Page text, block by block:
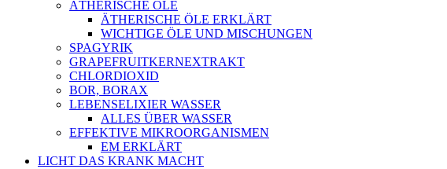
ÄTHERISCHE ÖLE
ÄTHERISCHE ÖLE ERKLÄRT
WICHTIGE ÖLE UND MISCHUNGEN
SPAGYRIK
GRAPEFRUITKERNEXTRAKT
CHLORDIOXID
BOR, BORAX
LEBENSELIXIER WASSER
ALLES ÜBER WASSER
EFFEKTIVE MIKROORGANISMEN
EM ERKLÄRT
LICHT DAS KRANK MACHT